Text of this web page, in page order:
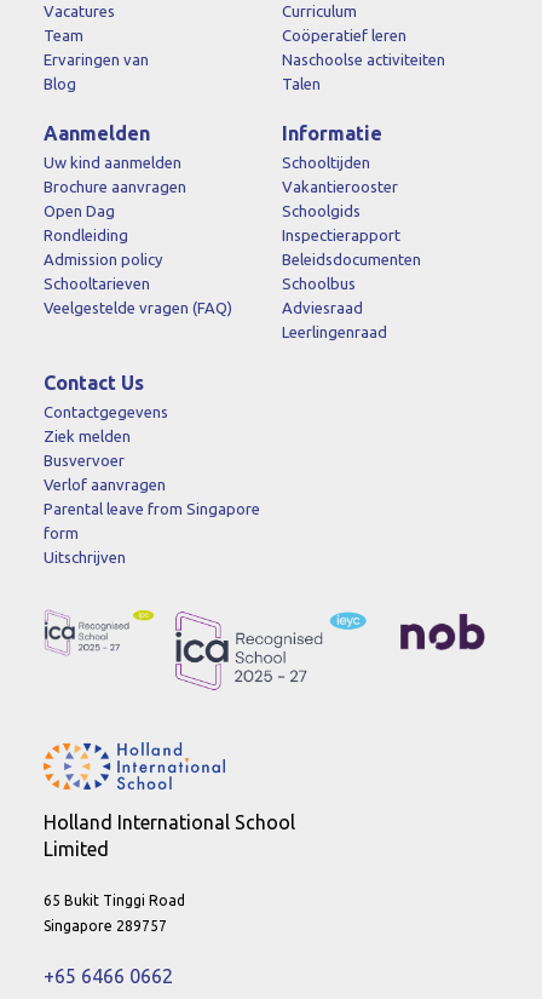
Vacatures
Team
Ervaringen van
Blog
Curriculum
Coöperatief leren
Naschoolse activiteiten
Talen
Aanmelden
Uw kind aanmelden
Brochure aanvragen
Open Dag
Rondleiding
Admission policy
Schooltarieven
Veelgestelde vragen (FAQ)
Informatie
Schooltijden
Vakantierooster
Schoolgids
Inspectierapport
Beleidsdocumenten
Schoolbus
Adviesraad
Leerlingenraad
Contact Us
Contactgegevens
Ziek melden
Busvervoer
Verlof aanvragen
Parental leave from Singapore
form
Uitschrijven
Holland International School
Limited
65 Bukit Tinggi Road
Singapore 289757
+65 6466 0662